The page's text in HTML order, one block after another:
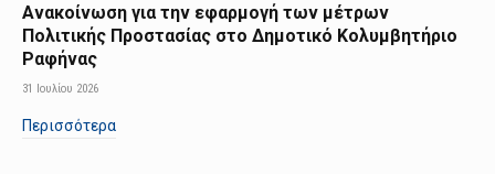
Ανακοίνωση για την εφαρμογή των μέτρων
Πολιτικής Προστασίας στο Δημοτικό Κολυμβητήριο
Ραφήνας
31 Ιουλίου 2026
Περισσότερα